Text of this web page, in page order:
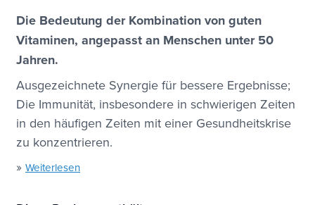
Die Bedeutung der Kombination von guten
Vitaminen, angepasst an Menschen unter 50
Jahren.
Ausgezeichnete Synergie für bessere Ergebnisse;
Die Immunität, insbesondere in schwierigen Zeiten
in den häufigen Zeiten mit einer Gesundheitskrise
zu konzentrieren.
» Weiterlesen